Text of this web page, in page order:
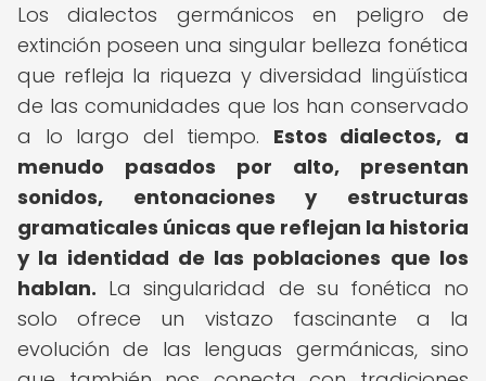
Los dialectos germánicos en peligro de
extinción poseen una singular belleza fonética
que refleja la riqueza y diversidad lingüística
de las comunidades que los han conservado
a lo largo del tiempo. Estos dialectos, a
menudo pasados por alto, presentan
sonidos, entonaciones y estructuras
gramaticales únicas que reflejan la historia
y la identidad de las poblaciones que los
hablan. La singularidad de su fonética no
solo ofrece un vistazo fascinante a la
evolución de las lenguas germánicas, sino